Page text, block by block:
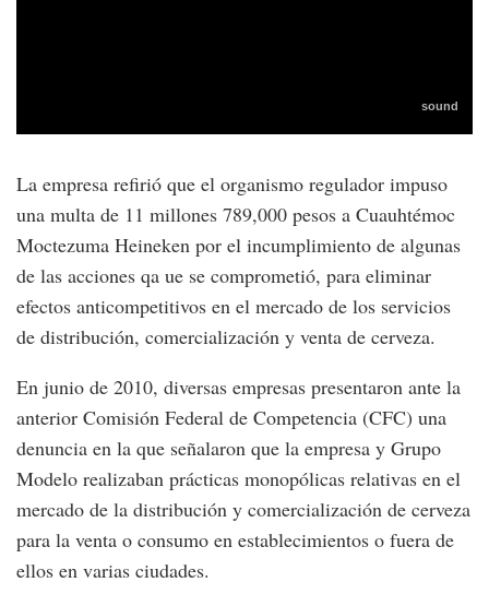
La empresa refirió que el organismo regulador impuso
una multa de 11 millones 789,000 pesos a Cuauhtémoc
Moctezuma Heineken por el incumplimiento de algunas
de las acciones qa ue se comprometió, para eliminar
efectos anticompetitivos en el mercado de los servicios
de distribución, comercialización y venta de cerveza.
En junio de 2010, diversas empresas presentaron ante la
anterior Comisión Federal de Competencia (CFC) una
denuncia en la que señalaron que la empresa y Grupo
Modelo realizaban prácticas monopólicas relativas en el
mercado de la distribución y comercialización de cerveza
para la venta o consumo en establecimientos o fuera de
ellos en varias ciudades.